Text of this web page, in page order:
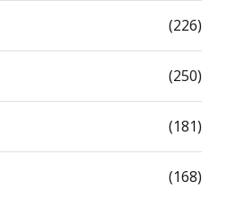
(226)
(250)
(181)
(168)